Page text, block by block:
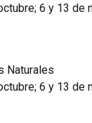
6 y 13 de
Naturales
6 y 13 de